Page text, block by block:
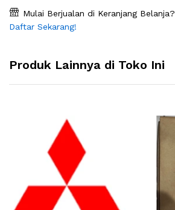
Mulai Berjualan di Keranjang Belanja?
Daftar Sekarang!
Produk Lainnya di Toko Ini